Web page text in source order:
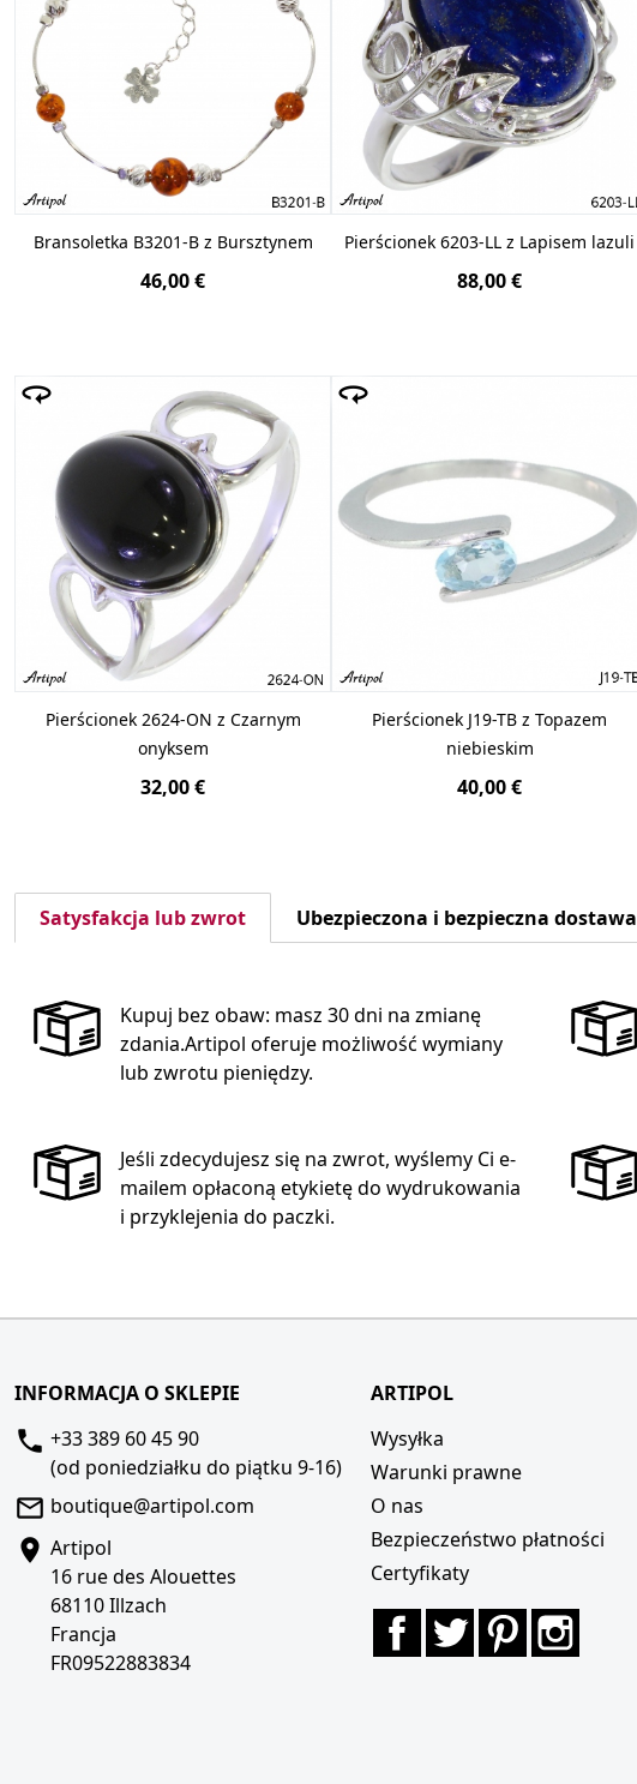
Bransoletka B3201-B z Bursztynem
46,00 €
Pierścionek 6203-LL z Lapisem lazuli
88,00 €
Pierścionek 2624-ON z Czarnym
onyksem
32,00 €
Pierścionek J19-TB z Topazem
niebieskim
40,00 €
Satysfakcja lub zwrot Ubezpieczona i bezpieczna dostawa
Kupuj bez obaw: masz 30 dni na zmianę
zdania.Artipol oferuje możliwość wymiany
lub zwrotu pieniędzy.
Jeśli zdecydujesz się na zwrot, wyślemy Ci e-
mailem opłaconą etykietę do wydrukowania
i przyklejenia do paczki.
INFORMACJA O SKLEPIE
+33 389 60 45 90
(od poniedziałku do piątku 9-16)
boutique@artipol.com
Artipol
16 rue des Alouettes
68110 Illzach
Francja
FR09522883834
ARTIPOL
Wysyłka
Warunki prawne
O nas
Bezpieczeństwo płatności
Certyfikaty
FacebookTwitterPinterest